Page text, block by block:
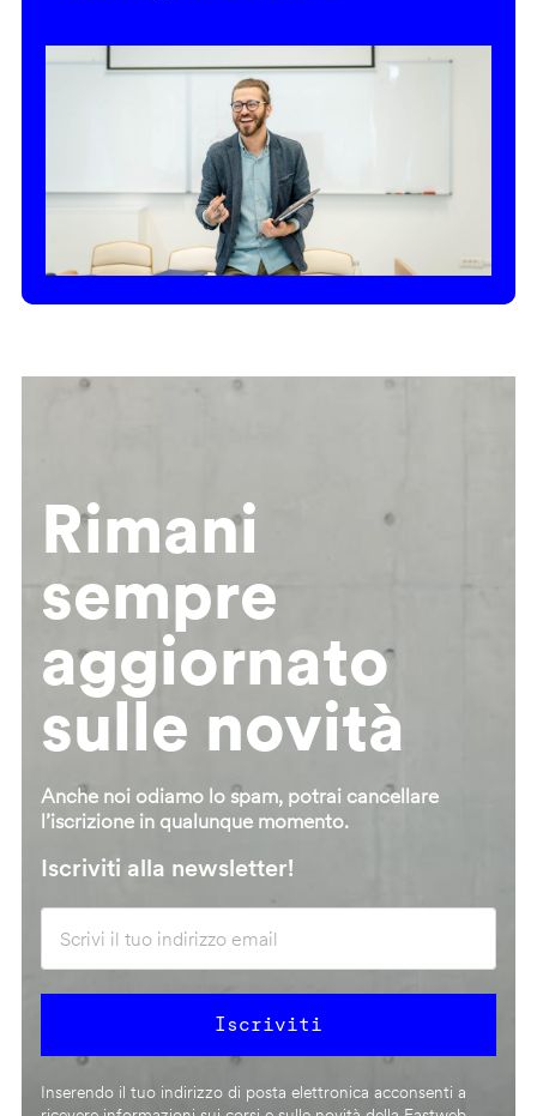
Rimani
sempre
aggiornato
sulle novità
Anche noi odiamo lo spam, potrai cancellare
l’iscrizione in qualunque momento.
Iscriviti alla newsletter!
Inserendo il tuo indirizzo di posta elettronica acconsenti a